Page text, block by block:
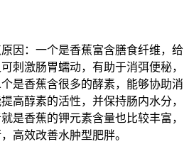
因：一个是香蕉富含膳食纤维，给
刺激肠胃蠕动，有助于消弭便秘，
是香蕉含很多的酵素，能够协助消
高醇素的活性，并保持肠内水分，
是香蕉的钾元素含量也比较丰富，
高效改善水肿型肥胖。